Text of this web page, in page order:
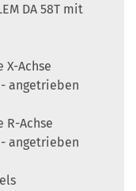
DA 58T mit
X-Achse
angetrieben
R-Achse
angetrieben